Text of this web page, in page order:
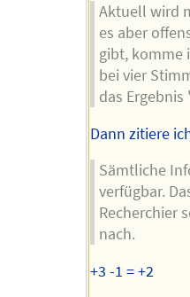
Aktuell wird
es aber
gibt, komme
bei vier
das Ergebnis
Dann zitiere
Sämtliche
verfügbar.
Recherchier
nach.
+3 -1 = +2